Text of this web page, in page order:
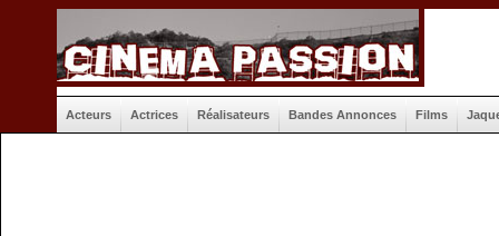
Acteurs Actrices Réalisateurs Bandes Annonces Films